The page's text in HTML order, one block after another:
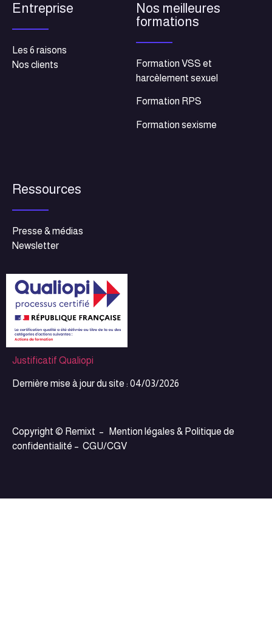
Entreprise
Les 6 raisons
Nos clients
Nos meilleures
formations
Formation VSS et
harcèlement sexuel
Formation RPS
Formation sexisme
Ressources
Presse & médias
Newsletter
Justificatif Qualiopi
Dernière mise à jour du site : 04/03/2026
Copyright © Remixt –
Mention légales & Politique de
confidentialité – CGU/CGV